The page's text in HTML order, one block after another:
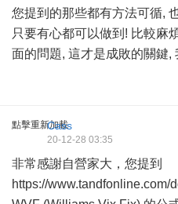
您提到的那些都有方法可循,
只要有心都可以做到! 比較麻
面的問題, 這才是成敗的關鍵,
點擊重新加載
Cass
20-12-28 03:35
非常感謝自營家大，您提到
https://www.tandfonline.com/